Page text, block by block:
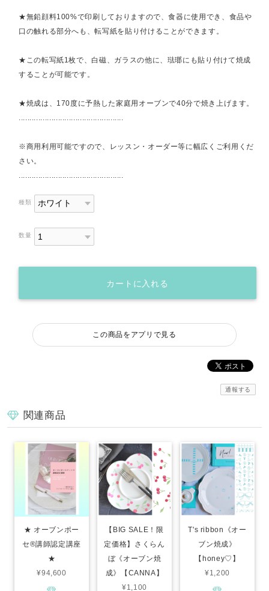
★無鉛顔料100%で印刷しておりますので、食器に使用でき、食品や
口の触れる部分へも、転写紙を貼り付けることができます。
★この転写紙1枚で、白磁、ガラスの他に、琺瑯にも貼り付けて焼成
することが可能です。
★焼成は、170度に予熱した家庭用オーブンで40分で焼き上げます。
................................................
※商用利用可能ですので、レッスン・オーダー等に幅広くご利用くだ
さい。
................................................
種類
数量
カートに入れる
この商品をアプリで見る
通報する
関連商品
★ オーブンポー
セ®︎講師認定講座
★
¥94,600
【BIG SALE！限
定価格】さくらん
ぼ《オーブン焼
成》【CANNA】
¥1,100
T's ribbon《オー
ブン焼成》
【honey♡】
¥1,200